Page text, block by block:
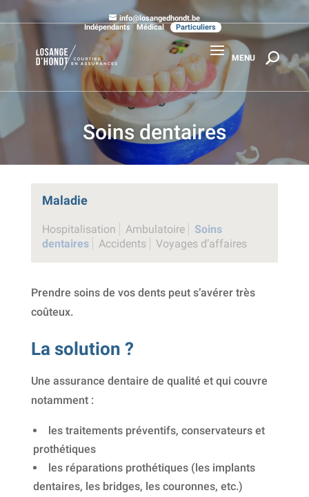
info@losangedhondt.be
Indépendants
Médical Particuliers
Soins dentaires
Maladie
Hospitalisation Ambulatoire
Soins
dentaires
Accidents Voyages d’affaires
Prendre soins de vos dents peut s’avérer très
coûteux.
La solution ?
Une assurance dentaire de qualité et qui couvre
notamment :
les traitements préventifs, conservateurs et
prothétiques
les réparations prothétiques (les implants
dentaires, les bridges, les couronnes, etc.)